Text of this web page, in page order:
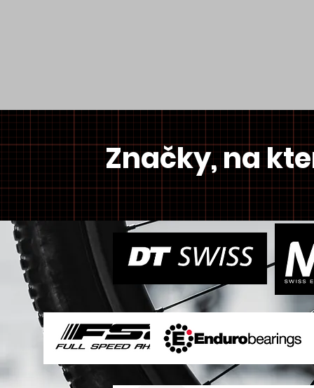
​Značky, na